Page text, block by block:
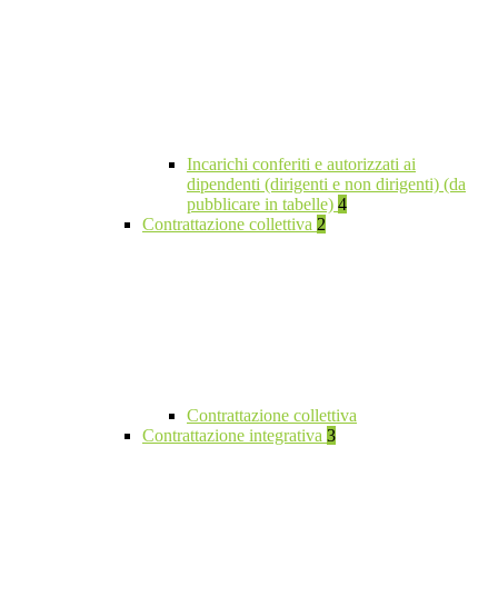
Incarichi conferiti e autorizzati ai
dipendenti (dirigenti e non dirigenti) (da
pubblicare in tabelle) 4
Contrattazione collettiva 2
Contrattazione collettiva
Contrattazione integrativa 3